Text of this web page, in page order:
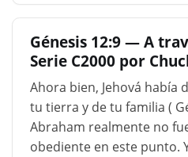
Génesis 12:9 — A
Serie C2000 por
Ahora bien, Jehová había
tu tierra y de tu familia (
Abraham realmente no
obediente en este punto.